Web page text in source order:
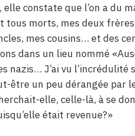
constate que l’on a du
tous morts, mes deux
mes cousins… et des
dans un lieu nommé
nazis… J’ai vu l’incrédulité
être un peu dérangée par
elle, celle-là, à se
était revenue?»